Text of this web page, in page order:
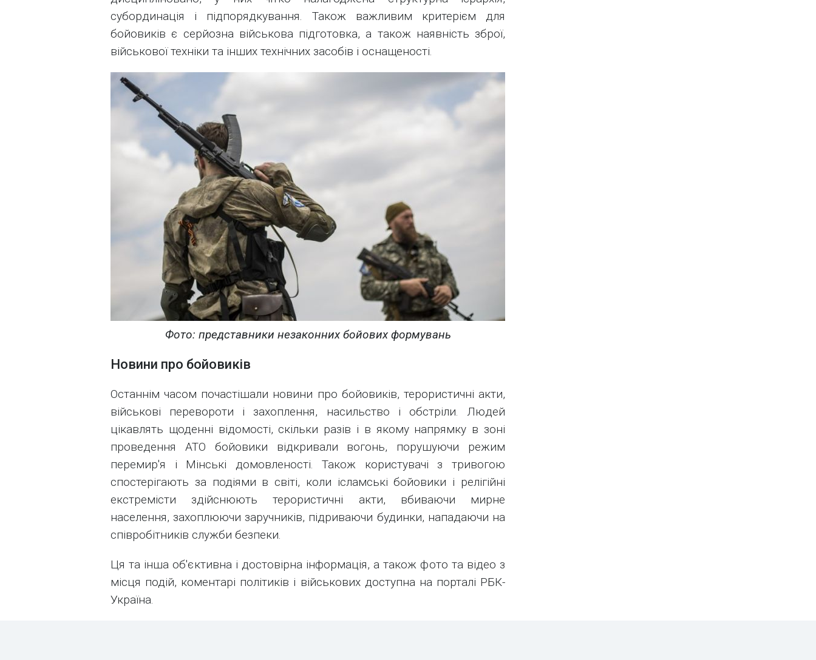
субординація і підпорядкування. Також важливим критерієм для
бойовиків є серйозна військова підготовка, а також наявність зброї,
військової техніки та інших технічних засобів і оснащеності.
Фото: представники незаконних бойових формувань
Новини про бойовиків
Останнім часом почастішали новини про бойовиків, терористичні акти,
військові перевороти і захоплення, насильство і обстріли. Людей
цікавлять щоденні відомості, скільки разів і в якому напрямку в зоні
проведення АТО бойовики відкривали вогонь, порушуючи режим
перемир'я і Мінські домовленості. Також користувачі з тривогою
спостерігають за подіями в світі, коли ісламські бойовики і релігійні
екстремісти здійснюють терористичні акти, вбиваючи мирне
населення, захоплюючи заручників, підриваючи будинки, нападаючи на
співробітників служби безпеки.
Ця та інша об'єктивна і достовірна інформація, а також фото та відео з
місця подій, коментарі політиків і військових доступна на порталі РБК-
Україна.